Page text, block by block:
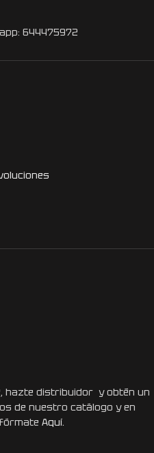
644475972
hazte distribuidor y obtén un
de nuestro catálogo y en
Aquí.